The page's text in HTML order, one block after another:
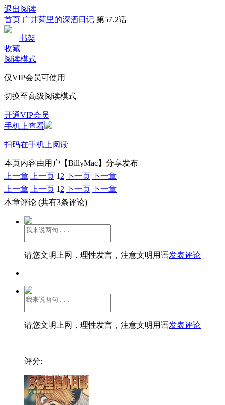
退出阅读
首页 广井菊里的深酒日记 第57.2话
书架
收藏
阅读模式
仅VIP会员可使用
切换至高级阅读模式
开通VIP会员
手机上查看
扫码在手机上阅读
本页内容由用户【BillyMac】分享发布
上一章
上一页 1 2 下一页 下一章
上一章
上一页 1 2 下一页 下一章
本章评论 (共有3条评论)
请您文明上网，理性发言，注意文明用语发表评论
请您文明上网，理性发言，注意文明用语发表评论
评分: